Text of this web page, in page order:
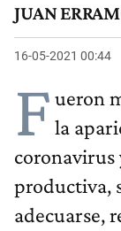
JUAN
16-05-2021 00:44
F ueron
la
coronavirus
productiva,
adecuarse,